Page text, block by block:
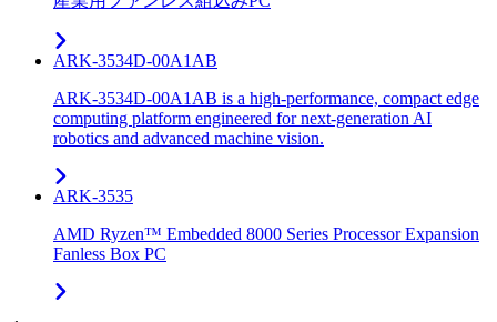
ARK-3534D-00A1AB
ARK-3534D-00A1AB is a high-performance, compact edge
computing platform engineered for next-generation AI
robotics and advanced machine vision.
ARK-3535
AMD Ryzen™ Embedded 8000 Series Processor Expansion
Fanless Box PC